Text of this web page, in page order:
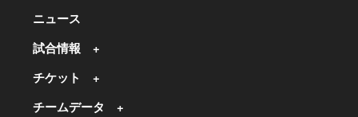
ニュース
試合情報
チケット
チームデータ